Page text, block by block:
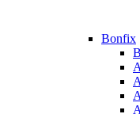
Bonfix